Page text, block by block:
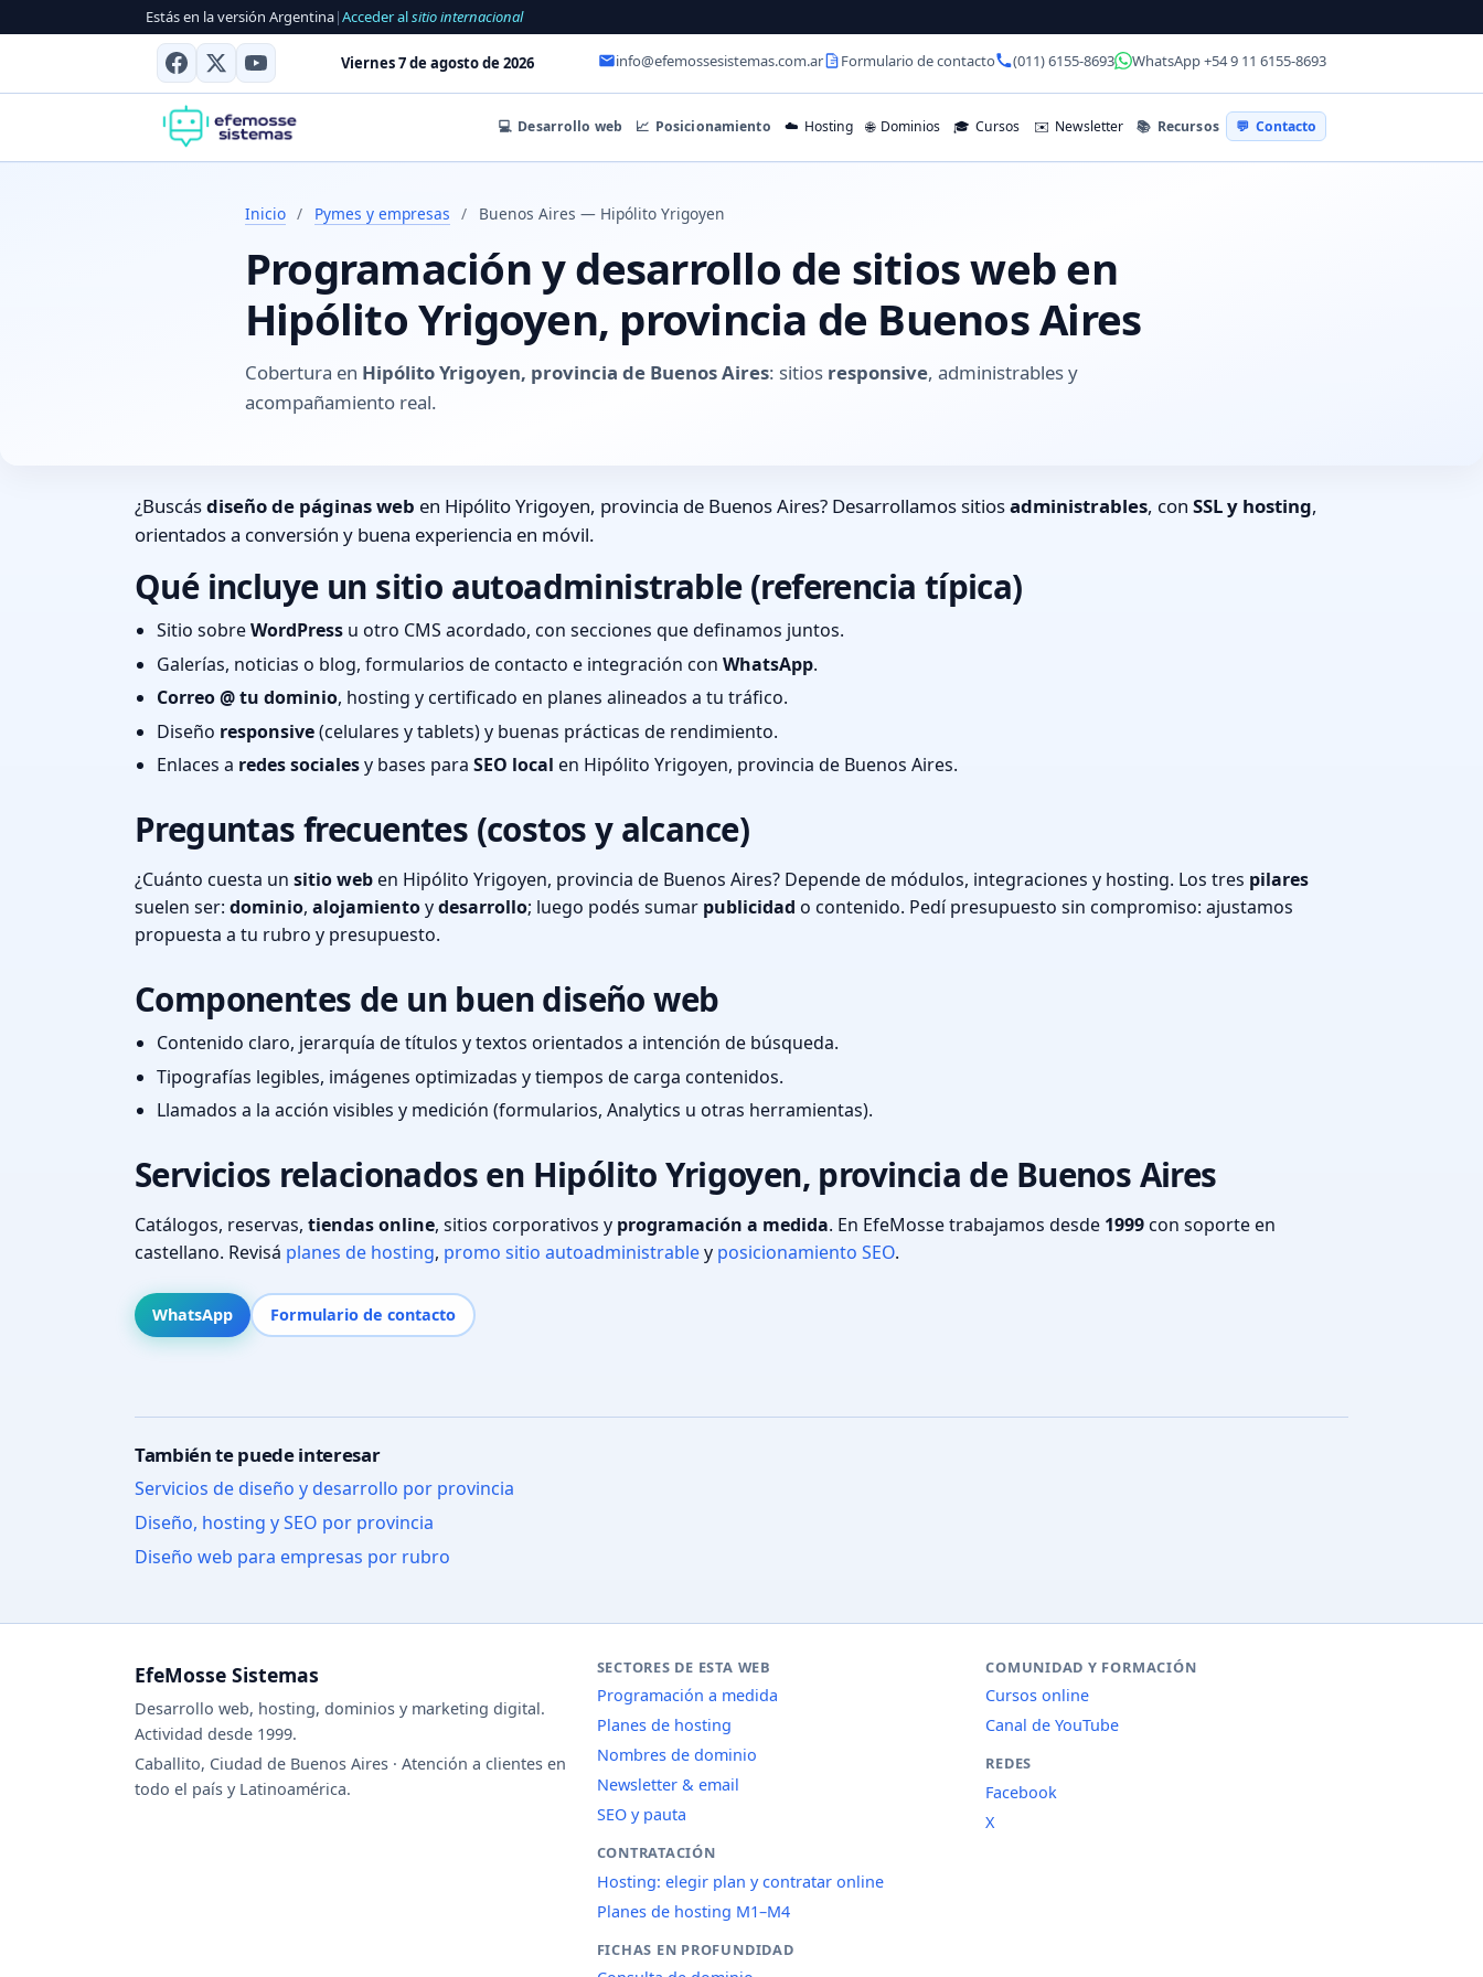
Estás en la versión Argentina|Acceder alsitio internacional
Viernes 7 de agosto de 2026 info@efemossesistemas.com.ar Formulario de contacto (011) 6155-8693 WhatsApp +54 9 11 6155-8693
💻 Desarrollo web 📈 Posicionamiento ☁️ Hosting 🌐 Dominios 🎓 Cursos ✉️ Newsletter 📚 Recursos 💬 Contacto
Inicio / Pymes y empresas / Buenos Aires — Hipólito Yrigoyen
Programación y desarrollo de sitios web en
Hipólito Yrigoyen, provincia de Buenos Aires
Cobertura en Hipólito Yrigoyen, provincia de Buenos Aires: sitios responsive, administrables y
acompañamiento real.
¿Buscásdiseño de páginas web en Hipólito Yrigoyen, provincia de Buenos Aires? Desarrollamos sitiosadministrables, con SSL y hosting,
orientados a conversión y buena experiencia en móvil.
Qué incluye un sitio autoadministrable (referencia típica)
Sitio sobreWordPress u otro CMS acordado, con secciones que definamos juntos.
Galerías, noticias o blog, formularios de contacto e integración con WhatsApp.
Correo @ tu dominio, hosting y certificado en planes alineados a tu tráfico.
Diseño responsive(celulares y tablets) y buenas prácticas de rendimiento.
Enlaces a redes socialesy bases para SEO local en Hipólito Yrigoyen, provincia de Buenos Aires.
Preguntas frecuentes (costos y alcance)
¿Cuánto cuesta un sitio weben Hipólito Yrigoyen, provincia de Buenos Aires? Depende de módulos, integraciones y hosting. Los tres pilares
suelen ser: dominio, alojamientoydesarrollo; luego podés sumar publicidad o contenido. Pedí presupuesto sin compromiso: ajustamos
propuesta a tu rubro y presupuesto.
Componentes de un buen diseño web
Contenido claro, jerarquía de títulos y textos orientados a intención de búsqueda.
Tipografías legibles, imágenes optimizadas y tiempos de carga contenidos.
Llamados a la acción visibles y medición (formularios, Analytics u otras herramientas).
Servicios relacionados en Hipólito Yrigoyen, provincia de Buenos Aires
Catálogos, reservas, tiendas online, sitios corporativos y programación a medida. En EfeMosse trabajamos desde 1999con soporte en
castellano. Revisá planes de hosting, promo sitio autoadministrabley posicionamiento SEO.
WhatsApp Formulario de contacto
También te puede interesar
Servicios de diseño y desarrollo por provincia
Diseño, hosting y SEO por provincia
Diseño web para empresas por rubro
EfeMosse Sistemas
Desarrollo web, hosting, dominios y marketing digital.
Actividad desde 1999.
Caballito, Ciudad de Buenos Aires · Atención a clientes en
todo el país y Latinoamérica.
SECTORES DE ESTA WEB
Programación a medida
Planes de hosting
Nombres de dominio
Newsletter & email
SEO y pauta
CONTRATACIÓN
Hosting: elegir plan y contratar online
Planes de hosting M1–M4
FICHAS EN PROFUNDIDAD
COMUNIDAD Y FORMACIÓN
Cursos online
Canal de YouTube
REDES
Facebook
X